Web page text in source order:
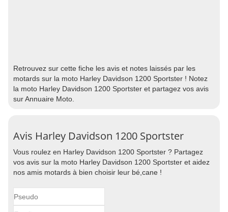
Retrouvez sur cette fiche les avis et notes laissés par les
motards sur la moto Harley Davidson 1200 Sportster ! Notez
la moto Harley Davidson 1200 Sportster et partagez vos avis
sur Annuaire Moto.
Avis Harley Davidson 1200 Sportster
Vous roulez en Harley Davidson 1200 Sportster ? Partagez
vos avis sur la moto Harley Davidson 1200 Sportster et aidez
nos amis motards à bien choisir leur bé,cane !